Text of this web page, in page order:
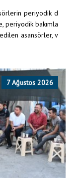
periyodik d
periyodik bakımla
asansörler, v
7 Ağustos 2026